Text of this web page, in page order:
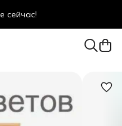
сейчас!
физ. лиц